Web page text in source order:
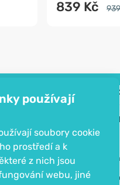
používají
soubory cookie
prostředí a k
z nich jsou
webu, jiné
839 Kč
Často
Výrobci
Doprava